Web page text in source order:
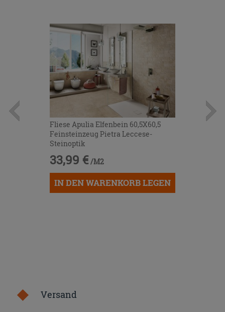
Fliese Apulia Elfenbein 60,5X60,5
Feinsteinzeug Pietra Leccese-
Steinoptik
33,99 € /M2
IN DEN WARENKORB LEGEN
Versand